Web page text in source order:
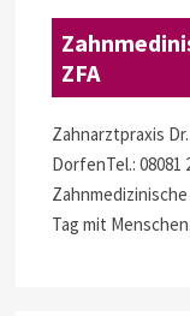
ZFA
Zahnarztpraxis
DorfenTel.:
Tag mit